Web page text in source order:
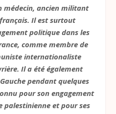
médecin, ancien militant
Il est surtout
politique dans les
comme membre de
internationaliste
Il a été également
pendant quelques
pour son engagement
palestinienne et pour ses